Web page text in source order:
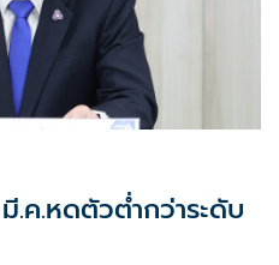
ค.หดตัวต่ำกว่าระดับ